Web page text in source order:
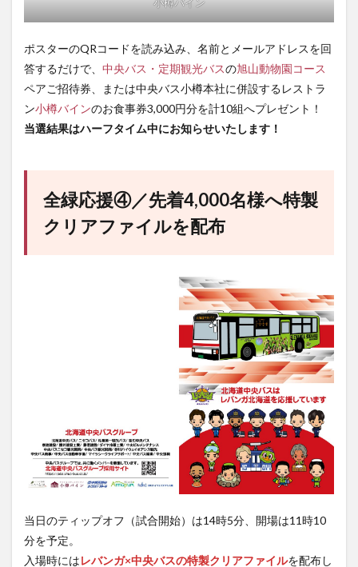
小樽バイン
ポスターのQRコードを読み込み、名前とメールアドレスを回
答するだけで、 中央バス・定期観光バスの旭山動物園コース
ペアご招待券、または中央バス小樽本社に併設するレストラ
ン小樽バインのお食事券3,000円分を計10組へプレゼント！
当選結果はハーフタイム中にお知らせいたします！
全緑応援④／先着4,000名様へ特製
クリアファイルを配布
当日のティップオフ（試合開始）は14時5分、開場は11時10
分を予定。
入場時にはレバンガ×中央バスの特製クリアファイルを配布し